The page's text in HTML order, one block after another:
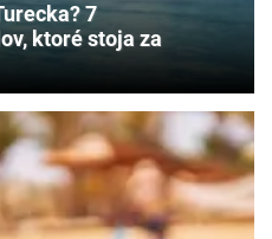
7
ktoré stoja za